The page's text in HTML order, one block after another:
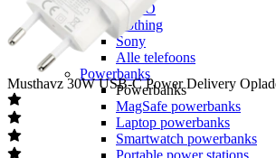
POCO
Nothing
Sony
Alle telefoons
Powerbanks
Powerbanks
MagSafe powerbanks
Laptop powerbanks
Smartwatch powerbanks
Portable power stations
Musthavz 30W USB-C Power Delivery